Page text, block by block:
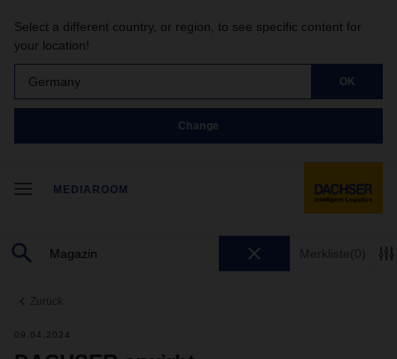
Select a different country, or region, to see specific content for
your location!
Germany OK
Change
MEDIAROOM
Merkliste(0)
Zurück
09.04.2024